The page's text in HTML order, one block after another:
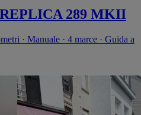
289 MKII
· Manuale · 4 marce · Guida a